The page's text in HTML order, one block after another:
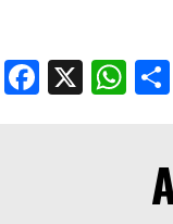
Facebook
X